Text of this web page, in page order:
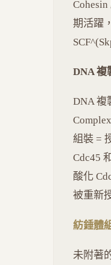
期活躍
DNA 複
DNA 複
組裝 =
Cdc45
酸化
被重新
紡錘體
未附著